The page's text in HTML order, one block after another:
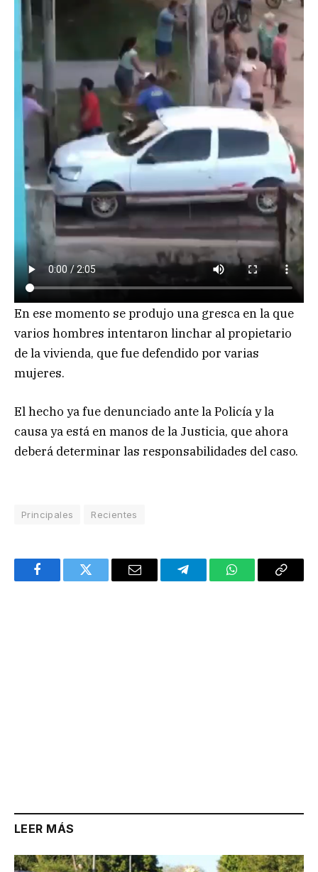
En ese momento se produjo una gresca en la que
varios hombres intentaron linchar al propietario
de la vivienda, que fue defendido por varias
mujeres.
El hecho ya fue denunciado ante la Policía y la
causa ya está en manos de la Justicia, que ahora
deberá determinar las responsabilidades del caso.
Principales Recientes
FacebookTwitter Email TelegramWhatsAppCopy
LEER MÁS